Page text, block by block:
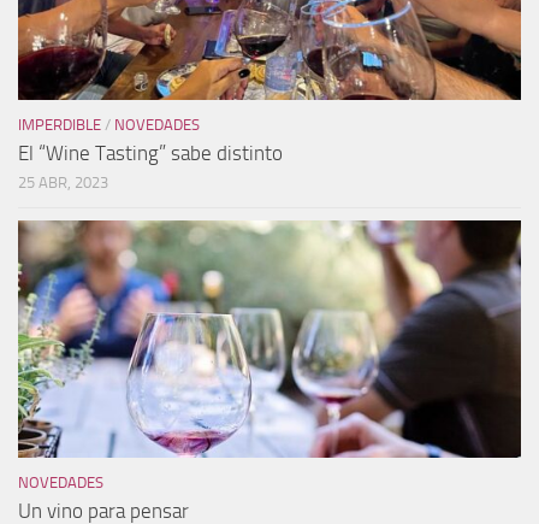
IMPERDIBLE / NOVEDADES
El “Wine Tasting” sabe distinto
25 ABR, 2023
NOVEDADES
Un vino para pensar